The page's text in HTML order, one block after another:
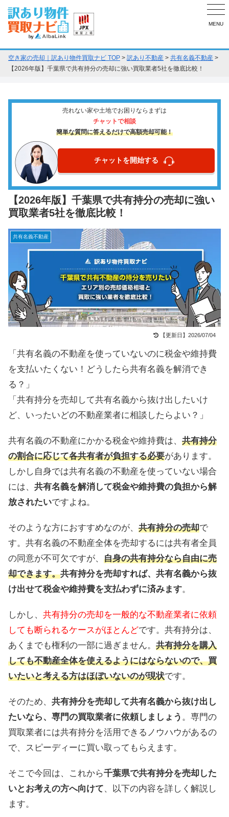
MENU
空き家の売却｜訳あり物件買取ナビ TOP > 訳あり不動産 > 共有名義不動産 >
【2026年版】千葉県で共有持分の売却に強い買取業者5社を徹底比較！
売れない家や土地でお困りならまずは
チャットで相談
簡単な質問に答えるだけで高額売却可能！
チャットを開始する
【2026年版】千葉県で共有持分の売却に強い
買取業者5社を徹底比較！
共有名義不動産
【更新日】2026/07/04
「共有名義の不動産を使っていないのに税金や維持費
を支払いたくない！どうしたら共有名義を解消でき
る？」
「共有持分を売却して共有名義から抜け出したいけ
ど、いったいどの不動産業者に相談したらよい？」
共有名義の不動産にかかる税金や維持費は、 共有持分
の割合に応じて各共有者が負担する必要があります。
しかし自身では共有名義の不動産を使っていない場合
には、 共有名義を解消して税金や維持費の負担から解
放されたいですよね。
そのような方におすすめなのが、 共有持分の売却で
す。共有名義の不動産全体を売却するには共有者全員
の同意が不可欠ですが、 自身の共有持分なら自由に売
却できます。共有持分を売却すれば、共有名義から抜
け出せて税金や維持費を支払わずに済みます。
しかし、 共有持分の売却を一般的な不動産業者に依頼
しても断られるケースがほとんどです。共有持分は、
あくまでも権利の一部に過ぎません。 共有持分を購入
しても不動産全体を使えるようにはならないので、買
いたいと考える方はほぼいないのが現状です。
そのため、 共有持分を売却して共有名義から抜け出し
たいなら、専門の買取業者に依頼しましょう 。専門の
買取業者には共有持分を活用できるノウハウがあるの
で、スピーディーに買い取ってもらえます。
そこで今回は、これから千葉県で共有持分を売却した
いとお考えの方へ向けて、以下の内容を詳しく解説し
ます。